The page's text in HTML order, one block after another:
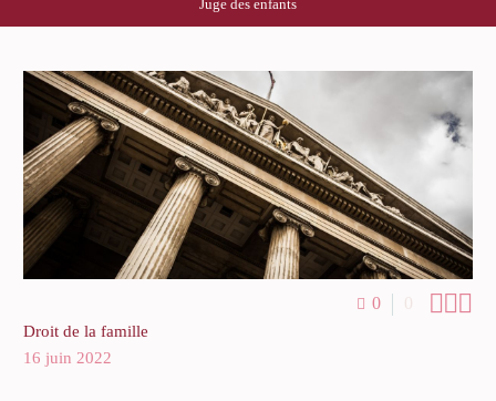
Juge des enfants
0 0 
Droit de la famille
16 juin 2022